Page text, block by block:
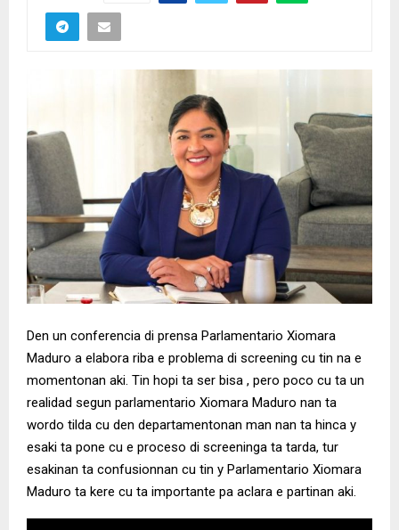
Den un conferencia di prensa Parlamentario Xiomara
Maduro a elabora riba e problema di screening cu tin na e
momentonan aki. Tin hopi ta ser bisa , pero poco cu ta un
realidad segun parlamentario Xiomara Maduro nan ta
wordo tilda cu den departamentonan man nan ta hinca y
esaki ta pone cu e proceso di screeninga ta tarda, tur
esakinan ta confusionnan cu tin y Parlamentario Xiomara
Maduro ta kere cu ta importante pa aclara e partinan aki.